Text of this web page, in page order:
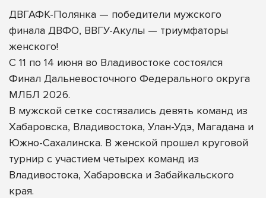
ДВГАФК-Полянка — победители мужского
финала ДВФО, ВВГУ-Акулы — триумфаторы
женского!
С 11 по 14 июня во Владивостоке состоялся
Финал Дальневосточного Федерального округа
МЛБЛ 2026.
В мужской сетке состязались девять команд из
Хабаровска, Владивостока, Улан-Удэ, Магадана и
Южно-Сахалинска. В женской прошел круговой
турнир с участием четырех команд из
Владивостока, Хабаровска и Забайкальского
края.